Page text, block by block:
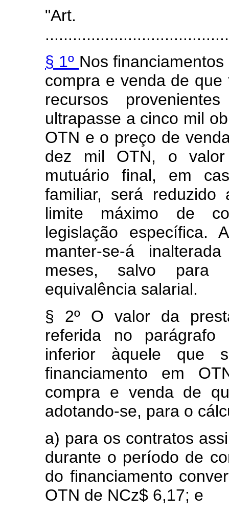
§ 1º Nos
compra e venda de
recursos
ultrapasse a cinco mil
OTN e o preço de
dez mil OTN, o
mutuário final, em
familiar, será
limite máximo de
legislação específica.
manter-se-á
meses, salvo para
equivalência salarial.
§ 2º O valor da
referida no parágrafo
inferior àquele que
financiamento em
compra e venda de
adotando-se, para o
a) para os contratos
durante o período de
do financiamento
OTN de NCz$ 6,17; e